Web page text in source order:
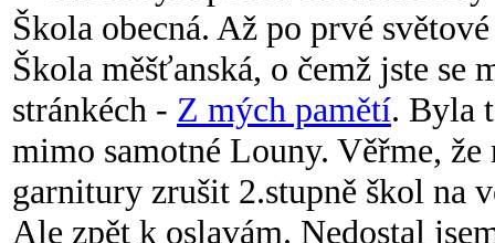
Škola obecná. Až po prvé
Škola měšťanská, o čemž jste se
stránkéch - Z mých pamětí. Byla
mimo samotné Louny. Věřme,
garnitury zrušit 2.stupně škol na
Ale zpět k oslavám. Nedostal